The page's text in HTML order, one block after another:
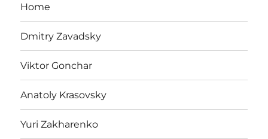
Home
Dmitry Zavadsky
Viktor Gonchar
Anatoly Krasovsky
Yuri Zakharenko